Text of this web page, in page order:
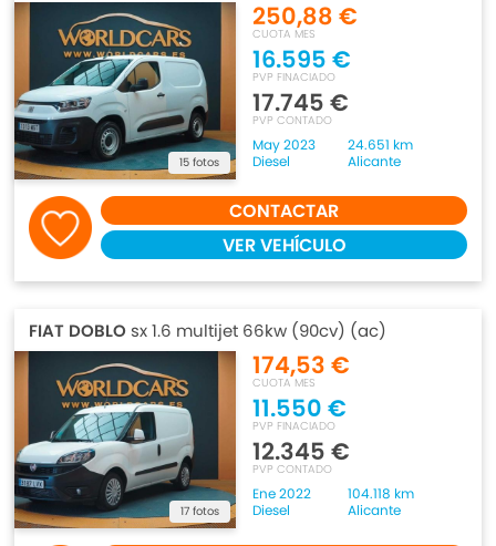
15 fotos
250,88 €
CUOTA MES
16.595 €
PVP FINACIADO
17.745 €
PVP CONTADO
May 2023
24.651 km
Diesel
Alicante
CONTACTAR
VER VEHÍCULO
FIAT DOBLO sx 1.6 multijet 66kw (90cv) (ac)
17 fotos
174,53 €
CUOTA MES
11.550 €
PVP FINACIADO
12.345 €
PVP CONTADO
Ene 2022
104.118 km
Diesel
Alicante